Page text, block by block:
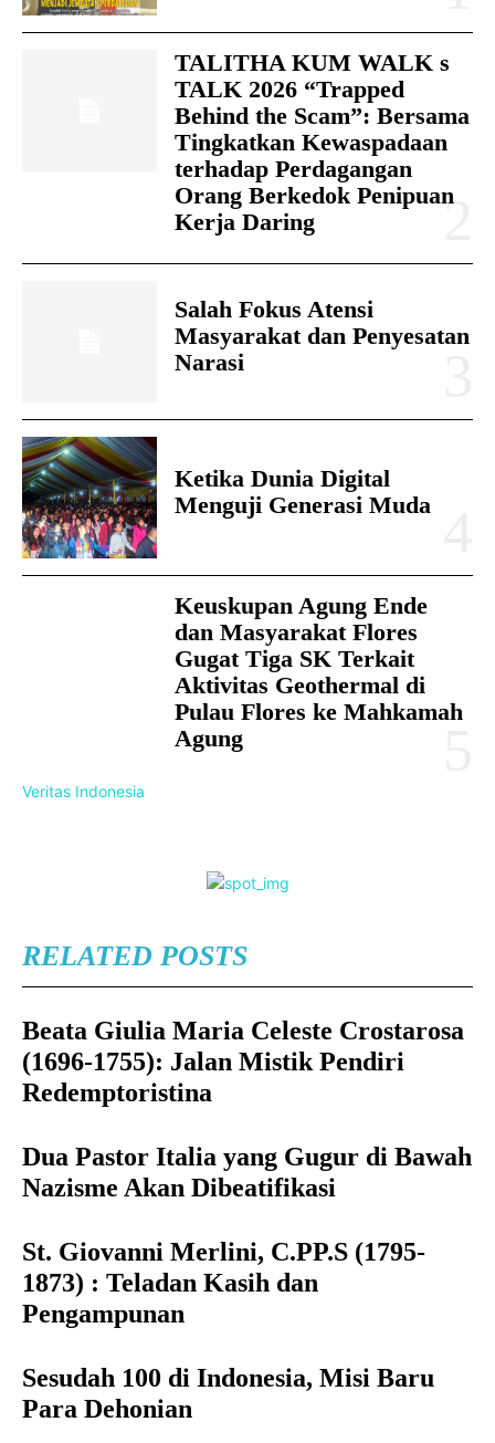
TALITHA KUM WALK s
TALK 2026 “Trapped
Behind the Scam”: Bersama
Tingkatkan Kewaspadaan
terhadap Perdagangan
Orang Berkedok Penipuan
Kerja Daring
Salah Fokus Atensi
Masyarakat dan Penyesatan
Narasi
Ketika Dunia Digital
Menguji Generasi Muda
Keuskupan Agung Ende
dan Masyarakat Flores
Gugat Tiga SK Terkait
Aktivitas Geothermal di
Pulau Flores ke Mahkamah
Agung
Veritas Indonesia
RELATED POSTS
Beata Giulia Maria Celeste Crostarosa
(1696-1755): Jalan Mistik Pendiri
Redemptoristina
Dua Pastor Italia yang Gugur di Bawah
Nazisme Akan Dibeatifikasi
St. Giovanni Merlini, C.PP.S (1795-
1873) : Teladan Kasih dan
Pengampunan
Sesudah 100 di Indonesia, Misi Baru
Para Dehonian